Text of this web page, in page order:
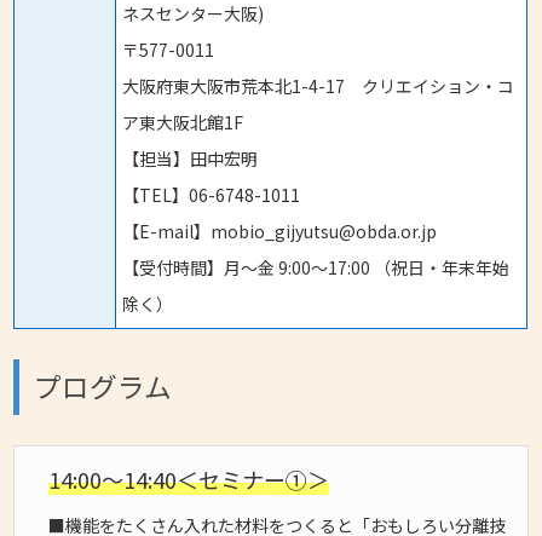
ネスセンター大阪)
〒577-0011
大阪府東大阪市荒本北1-4-17 クリエイション・コ
ア東大阪北館1F
【担当】田中宏明
【TEL】06-6748-1011
【E-mail】mobio_gijyutsu@obda.or.jp
【受付時間】月〜金 9:00〜17:00 （祝日・年末年始
除く）
プログラム
14:00～14:40＜セミナー①＞
■機能をたくさん入れた材料をつくると「おもしろい分離技